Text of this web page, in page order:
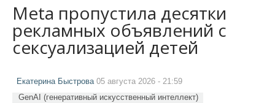
Meta пропустила десятки
рекламных объявлений с
сексуализацией детей
Екатерина Быстрова 05 августа 2026 - 21:59
GenAI (генеративный искусственный интеллект)